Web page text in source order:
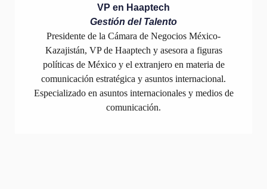
VP en Haaptech
Gestión del Talento
Presidente de la Cámara de Negocios México-
Kazajistán, VP de Haaptech y asesora a figuras
políticas de México y el extranjero en materia de
comunicación estratégica y asuntos internacional.
Especializado en asuntos internacionales y medios de
comunicación.